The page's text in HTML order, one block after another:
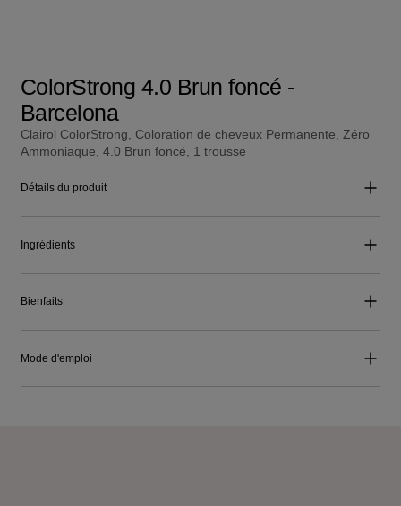
ColorStrong 4.0 Brun foncé -
Barcelona
Clairol ColorStrong, Coloration de cheveux Permanente, Zéro
Ammoniaque, 4.0 Brun foncé, 1 trousse
Détails du produit
Ingrédients
Bienfaits
Mode d'emploi